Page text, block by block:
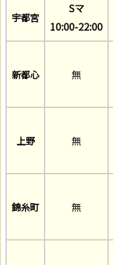
宇都宮
Sマ
10:00-22:00
新都心 無
上野 無
錦糸町 無